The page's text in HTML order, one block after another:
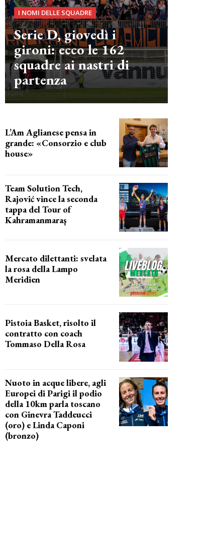
I NOMI DELLE SQUADRE
Serie D, giovedì i
gironi: ecco le 162
squadre ai nastri di
partenza
L’Am Aglianese pensa in
grande: «Consorzio e club
house»
Team Solution Tech,
Rajović vince la seconda
tappa del Tour of
Kahramanmaraş
Mercato dilettanti: svelata
la rosa della Lampo
Meridien
Pistoia Basket, risolto il
contratto con coach
Tommaso Della Rosa
Nuoto in acque libere, agli
Europei di Parigi il podio
della 10km parla toscano
con Ginevra Taddeucci
(oro) e Linda Caponi
(bronzo)